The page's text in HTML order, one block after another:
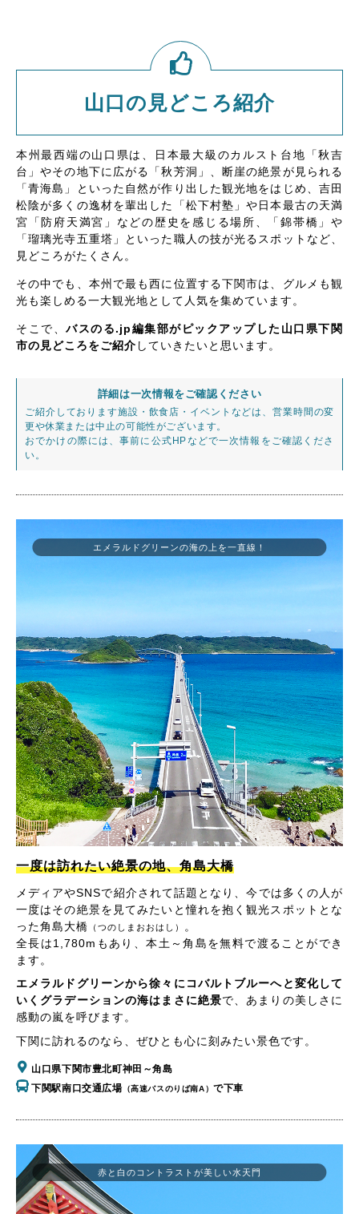
山口の見どころ紹介
本州最西端の山口県は、日本最大級のカルスト台地「秋吉
台」やその地下に広がる「秋芳洞」、断崖の絶景が見られる
「青海島」といった自然が作り出した観光地をはじめ、吉田
松陰が多くの逸材を輩出した「松下村塾」や日本最古の天満
宮「防府天満宮」などの歴史を感じる場所、「錦帯橋」や
「瑠璃光寺五重塔」といった職人の技が光るスポットなど、
見どころがたくさん。
その中でも、本州で最も西に位置する下関市は、グルメも観
光も楽しめる一大観光地として人気を集めています。
そこで、バスのる.jp編集部がピックアップした山口県下関
市の見どころをご紹介 していきたいと思います。
詳細は一次情報をご確認ください
ご紹介しております施設・飲食店・イベントなどは、営業時間の変
更や休業または中止の可能性がございます。
おでかけの際には、事前に公式HPなどで一次情報をご確認くださ
い。
エメラルドグリーンの海の上を一直線！
一度は訪れたい絶景の地、角島大橋
メディアやSNSで紹介されて話題となり、今では多くの人が
一度はその絶景を見てみたいと憧れを抱く観光スポットとな
った角島大橋 （つのしまおおはし）
。
全長は1,780mもあり、本土～角島を無料で渡ることができ
ます。
エメラルドグリーンから徐々にコバルトブルーへと変化して
いくグラデーションの海はまさに絶景で、あまりの美しさに
感動の嵐を呼びます。
下関に訪れるのなら、ぜひとも心に刻みたい景色です。
山口県下関市豊北町神田～角島
下関駅南口交通広場 （高速バスのりば南A）で下車
赤と白のコントラストが美しい水天門